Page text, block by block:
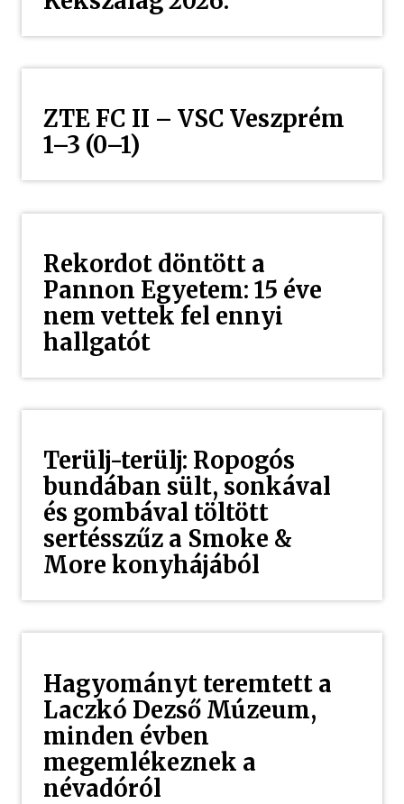
ZTE FC II – VSC Veszprém
1–3 (0–1)
Rekordot döntött a
Pannon Egyetem: 15 éve
nem vettek fel ennyi
hallgatót
Terülj-terülj: Ropogós
bundában sült, sonkával
és gombával töltött
sertésszűz a Smoke &
More konyhájából
Hagyományt teremtett a
Laczkó Dezső Múzeum,
minden évben
megemlékeznek a
névadóról